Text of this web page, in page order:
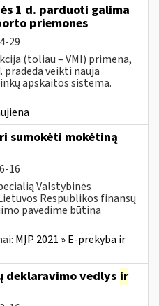
1 d. parduoti galima
priemones
29
(toliau – VMI) primena,
pradeda veikti nauja
apskaitos sistema.
sumokėti mokėtiną
16
Valstybinės
Respublikos finansų
pavedime būtina
MĮP 2021 » E-prekyba ir
deklaravimo vedlys ir